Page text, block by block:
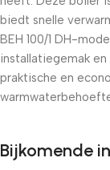
biedt snelle
BEH 100/1 DH-
installatiegemak
praktische en
Bijkomende